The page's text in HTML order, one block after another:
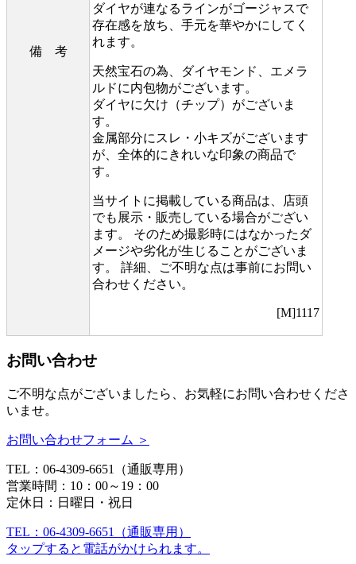
備 考
ダイヤが連なるラインがゴージャスで
存在感を放ち、手元を華やかにしてく
れます。
天然宝石の為、ダイヤモンド、エメラ
ルドに内包物がございます。
ダイヤに欠け（チップ）がございま
す。
金属部分にスレ・小キズがございます
が、全体的にきれいな印象の商品で
す。
当サイトに掲載している商品は、店頭
でも展示・販売している場合がござい
ます。 そのため撮影時にはなかったダ
メージや劣化が生じることがございま
す。 詳細、ご不明な点は事前にお問い
合わせください。
[M]1117
お問い合わせ
ご不明な点がございましたら、お気軽にお問い合わせくださ
いませ。
お問い合わせフォーム ＞
TEL：06-4309-6651（通販専用）
営業時間：10：00～19：00
定休日：日曜日・祝日
TEL：06-4309-6651（通販専用）
タップすると電話がかけられます。